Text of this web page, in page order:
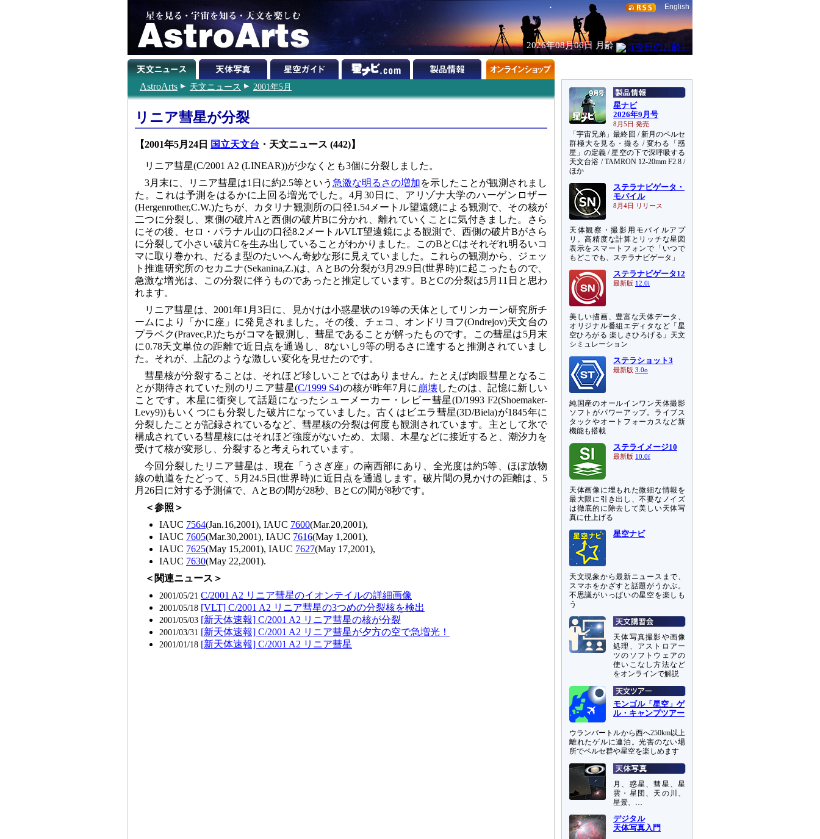
English
2026年08月06日 月齢
AstroArts 天文ニュース 2001年5月
リニア彗星が分裂
【2001年5月24日 国立天文台 ・天文ニュース (442)】
リニア彗星(C/2001 A2 (LINEAR))が少なくとも3個に分裂しました。
3月末に、リニア彗星は1日に約2.5等という 急激な明るさの増加を示したことが観測されまし
た。これは予測をはるかに上回る増光でした。4月30日に、アリゾナ大学のハーゲンロザー
(Hergenrother,C.W.)たちが、カタリナ観測所の口径1.54メートル望遠鏡による観測で、その核が
二つに分裂し、東側の破片Aと西側の破片Bに分かれ、離れていくことに気付きました。さら
にその後、セロ・パラナル山の口径8.2メートルVLT望遠鏡による観測で、西側の破片Bがさら
に分裂して小さい破片Cを生み出していることがわかりました。このBとCはそれぞれ明るいコ
マに取り巻かれ、だるま型のたいへん奇妙な形に見えていました。これらの観測から、ジェッ
ト推進研究所のセカニナ(Sekanina,Z.)は、AとBの分裂が3月29.9日(世界時)に起こったもので、
急激な増光は、この分裂に伴うものであったと推定しています。BとCの分裂は5月11日と思わ
れます。
リニア彗星は、2001年1月3日に、見かけは小惑星状の19等の天体としてリンカーン研究所チ
ームにより「かに座」に発見されました。その後、チェコ、オンドリヨフ(Ondrejov)天文台の
プラベク(Pravec,P.)たちがコマを観測し、彗星であることが解ったものです。この彗星は5月末
に0.78天文単位の距離で近日点を通過し、8ないし9等の明るさに達すると推測されていまし
た。それが、上記のような激しい変化を見せたのです。
彗星核が分裂することは、それほど珍しいことではありません。たとえば肉眼彗星となるこ
とが期待されていた別のリニア彗星(C/1999 S4)の核が昨年7月に 崩壊したのは、記憶に新しい
ことです。木星に衝突して話題になったシューメーカー・レビー彗星(D/1993 F2(Shoemaker-
Levy9))もいくつにも分裂した破片になっていました。古くはビエラ彗星(3D/Biela)が1845年に
分裂したことが記録されているなど、彗星核の分裂は何度も観測されています。主として氷で
構成されている彗星核にはそれほど強度がないため、太陽、木星などに接近すると、潮汐力を
受けて核が変形し、分裂すると考えられています。
今回分裂したリニア彗星は、現在「うさぎ座」の南西部にあり、全光度は約5等、ほぼ放物
線の軌道をたどって、5月24.5日(世界時)に近日点を通過します。破片間の見かけの距離は、5
月26日に対する予測値で、AとBの間が28秒、BとCの間が8秒です。
＜参照＞
IAUC 7564(Jan.16,2001), IAUC 7600(Mar.20,2001),
IAUC 7605(Mar.30,2001), IAUC 7616(May 1,2001),
IAUC 7625(May 15,2001), IAUC 7627(May 17,2001),
IAUC 7630(May 22,2001).
＜関連ニュース＞
2001/05/21 C/2001 A2 リニア彗星のイオンテイルの詳細画像
2001/05/18 [VLT] C/2001 A2 リニア彗星の3つめの分裂核を検出
2001/05/03 [新天体速報] C/2001 A2 リニア彗星の核が分裂
2001/03/31 [新天体速報] C/2001 A2 リニア彗星が夕方の空で急増光！
2001/01/18 [新天体速報] C/2001 A2 リニア彗星
星ナビ
2026年9月号
8月5日 発売
「宇宙兄弟」最終回 / 新月のペルセ
群極大を見る・撮る / 変わる「惑
星」の定義 / 星空の下で深呼吸する
天文台浴 / TAMRON 12-20mm F2.8 /
ほか
ステラナビゲータ・
モバイル
8月4日 リリース
天体観察・撮影用モバイルアプ
リ。高精度な計算とリッチな星図
表示をスマートフォンで「いつで
もどこでも、ステラナビゲータ」
ステラナビゲータ12
最新版 12.0i
美しい描画、豊富な天体データ、
オリジナル番組エディタなど「星
空ひろがる 楽しさひろげる」天文
シミュレーション
ステラショット3
最新版 3.0o
純国産のオールインワン天体撮影
ソフトがパワーアップ。ライブス
タックやオートフォーカスなど新
機能も搭載
ステライメージ10
最新版 10.0f
天体画像に埋もれた微細な情報を
最大限に引き出し、不要なノイズ
は徹底的に除去して美しい天体写
真に仕上げる
星空ナビ
天文現象から最新ニュースまで、
スマホをかざすと話題がうかぶ。
不思議がいっぱいの星空を楽しも
う
天体写真撮影や画像
処理、アストロアー
ツのソフトウェアの
使いこなし方法など
をオンラインで解説
モンゴル「星空」ゲ
ル・キャンプツアー
ウランバートルから西へ250km以上
離れたゲルに連泊。光害のない場
所でペルセ群や星空を楽しめます
月、惑星、彗星、星
雲・星団、天の川、
星景、…
デジタル
天体写真入門